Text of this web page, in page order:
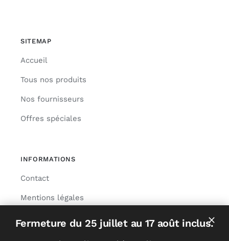
SITEMAP
Accueil
Tous nos produits
Nos fournisseurs
Offres spéciales
INFORMATIONS
Contact
Mentions légales
Fermeture du 25 juillet au 17 août inclus.